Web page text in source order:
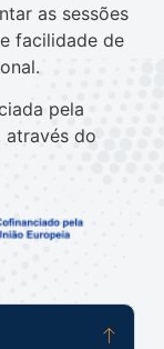
as sessões
facilidade de
pela
através do